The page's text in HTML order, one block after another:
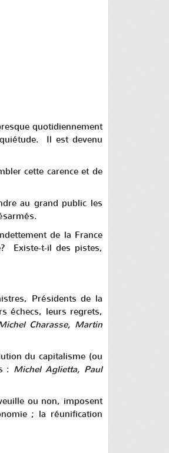
quotidiennement
Il est devenu
cette carence et de
au grand public les
de la France
Existe-t-il des pistes,
Présidents de la
échecs, leurs regrets,
Charasse, Martin
du capitalisme (ou
: Michel Aglietta, Paul
ou non, imposent
; la réunification